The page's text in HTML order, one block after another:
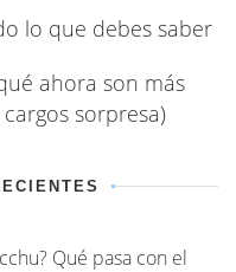
lo que debes saber
ahora son más
sorpresa)
Qué pasa con el